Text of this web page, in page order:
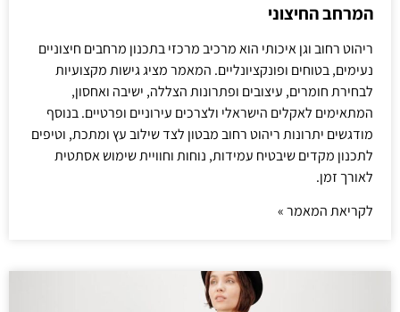
המרחב החיצוני
ריהוט רחוב וגן איכותי הוא מרכיב מרכזי בתכנון מרחבים חיצוניים
נעימים, בטוחים ופונקציונליים. המאמר מציג גישות מקצועיות
לבחירת חומרים, עיצובים ופתרונות הצללה, ישיבה ואחסון,
המתאימים לאקלים הישראלי ולצרכים עירוניים ופרטיים. בנוסף
מודגשים יתרונות ריהוט רחוב מבטון לצד שילוב עץ ומתכת, וטיפים
לתכנון מקדים שיבטיח עמידות, נוחות וחוויית שימוש אסתטית
לאורך זמן.
לקריאת המאמר »